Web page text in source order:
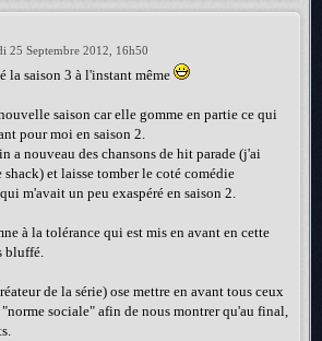
25 Septembre 2012, 16h50
la saison 3 à l'instant même
saison car elle gomme en partie ce qui
pour moi en saison 2.
a nouveau des chansons de hit parade (j'ai
et laisse tomber le coté comédie
m'avait un peu exaspéré en saison 2.
à la tolérance qui est mis en avant en cette
bluffé.
de la série) ose mettre en avant tous ceux
sociale" afin de nous montrer qu'au final,